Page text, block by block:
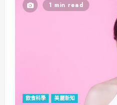
1 min read
飲食科學 美麗新知